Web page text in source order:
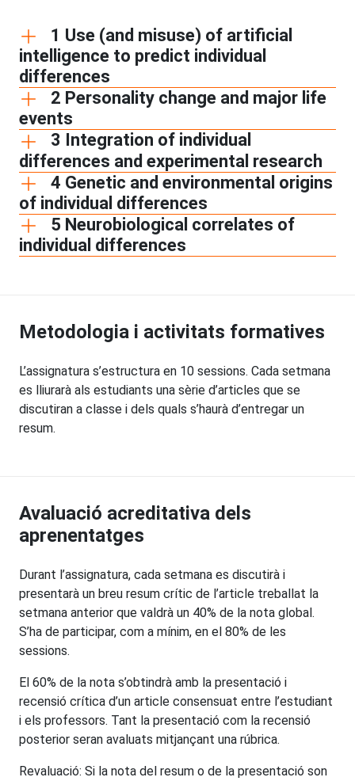
1 Use (and misuse) of artificial
intelligence to predict individual
differences
2 Personality change and major life
events
3 Integration of individual
differences and experimental research
4 Genetic and environmental origins
of individual differences
5 Neurobiological correlates of
individual differences
Metodologia i activitats formatives
L’assignatura s’estructura en 10 sessions. Cada setmana
es lliurarà als estudiants una sèrie d’articles que se
discutiran a classe i dels quals s’haurà d’entregar un
resum.
Avaluació acreditativa dels
aprenentatges
Durant l’assignatura, cada setmana es discutirà i
presentarà un breu resum crític de l’article treballat la
setmana anterior que valdrà un 40% de la nota global.
S’ha de participar, com a mínim, en el 80% de les
sessions.
El 60% de la nota s’obtindrà amb la presentació i
recensió crítica d’un article consensuat entre l’estudiant
i els professors. Tant la presentació com la recensió
posterior seran avaluats mitjançant una rúbrica.
Revaluació: Si la nota del resum o de la presentació son